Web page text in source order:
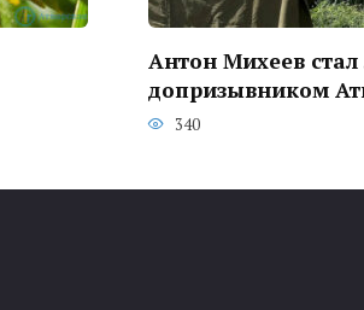
Антон Михеев
допризывником
340